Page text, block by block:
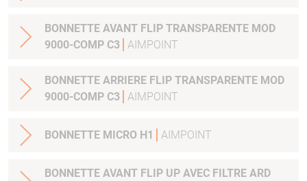
BONNETTE AVANT FLIP TRANSPARENTE MOD
9000-COMP C3
AIMPOINT
BONNETTE ARRIERE FLIP TRANSPARENTE MOD
9000-COMP C3
AIMPOINT
BONNETTE MICRO H1 AIMPOINT
BONNETTE AVANT FLIP UP AVEC FILTRE ARD